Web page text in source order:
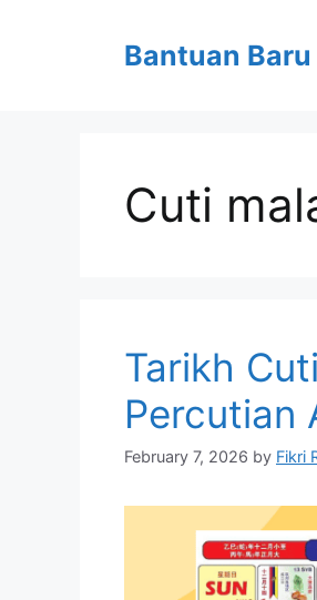
Bantuan Baru
Cuti
Tarikh
Percutian
February 7, 2026 by Fikri